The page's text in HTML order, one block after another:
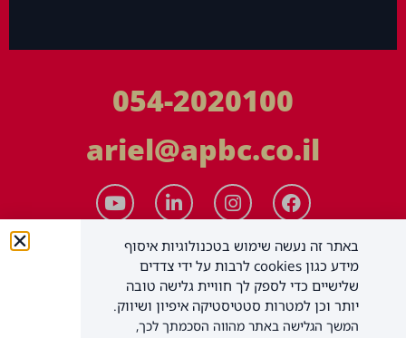
054-2020100
ariel@apbc.co.il
באתר זה נעשה שימוש בטכנולוגיות איסוף
מידע כגון cookies לרבות על ידי צדדים
שלישיים כדי לספק לך חוויית גלישה טובה
יותר וכן למטרות סטטיסטיקה איפיון ושיווק.
המשך הגלישה באתר מהווה הסכמתך לכך,